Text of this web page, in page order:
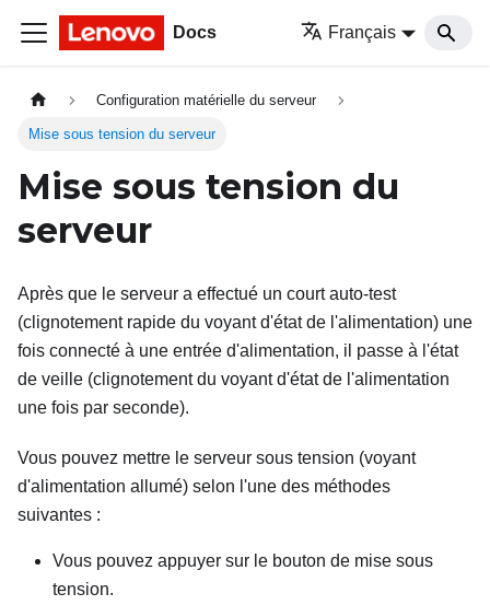
Docs Français
Configuration matérielle du serveur
Mise sous tension du serveur
Mise sous tension du
serveur
Après que le serveur a effectué un court auto-test
(clignotement rapide du voyant d'état de l'alimentation) une
fois connecté à une entrée d'alimentation, il passe à l'état
de veille (clignotement du voyant d'état de l'alimentation
une fois par seconde).
Vous pouvez mettre le serveur sous tension (voyant
d'alimentation allumé) selon l'une des méthodes
suivantes :
Vous pouvez appuyer sur le bouton de mise sous
tension.